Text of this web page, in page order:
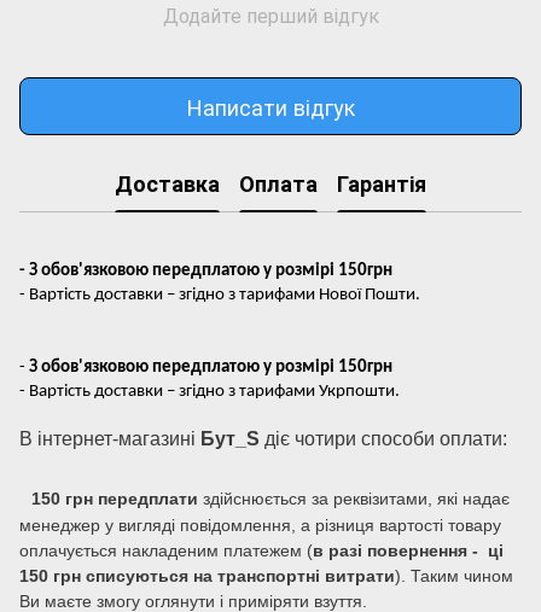
Додайте перший відгук
Написати відгук
Доставка Оплата Гарантія
- З обов'язковою передплатою у розмірі 150грн
- Вартість доставки – згідно з тарифами Нової Пошти.
- З обов'язковою передплатою у розмірі 150грн
- Вартість доставки – згідно з тарифами Укрпошти.
В інтернет-магазині Бут_S діє чотири способи оплати:
150 грн передплати здійснюється за реквізитами, які надає
менеджер у вигляді повідомлення, а різниця вартості товару
оплачується накладеним платежем (в разі повернення - ці
150 грн списуються на транспортні витрати). Таким чином
Ви маєте змогу оглянути і приміряти взуття.